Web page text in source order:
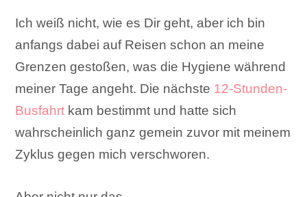
Ich weiß nicht, wie es Dir geht, aber ich bin
anfangs dabei auf Reisen schon an meine
Grenzen gestoßen, was die Hygiene während
meiner Tage angeht. Die nächste 12-Stunden-
Busfahrt kam bestimmt und hatte sich
wahrscheinlich ganz gemein zuvor mit meinem
Zyklus gegen mich verschworen.